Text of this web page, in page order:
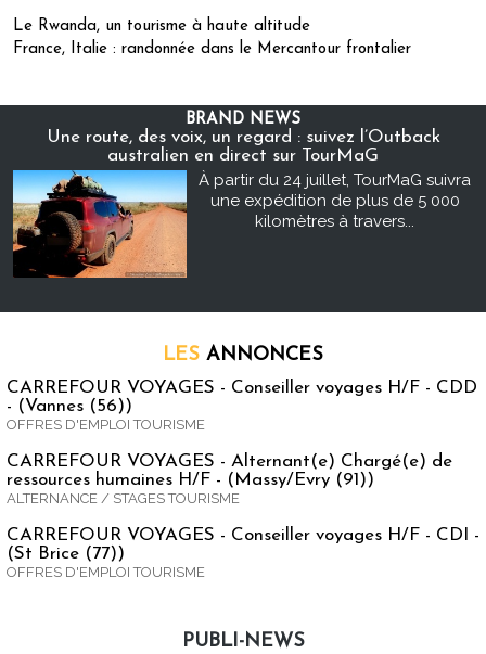
Le Rwanda, un tourisme à haute altitude
France, Italie : randonnée dans le Mercantour frontalier
BRAND NEWS
Une route, des voix, un regard : suivez l’Outback
australien en direct sur TourMaG
À partir du 24 juillet, TourMaG suivra
une expédition de plus de 5 000
kilomètres à travers...
LES ANNONCES
CARREFOUR VOYAGES - Conseiller voyages H/F - CDD
- (Vannes (56))
OFFRES D'EMPLOI TOURISME
CARREFOUR VOYAGES - Alternant(e) Chargé(e) de
ressources humaines H/F - (Massy/Evry (91))
ALTERNANCE / STAGES TOURISME
CARREFOUR VOYAGES - Conseiller voyages H/F - CDI -
(St Brice (77))
OFFRES D'EMPLOI TOURISME
PUBLI-NEWS